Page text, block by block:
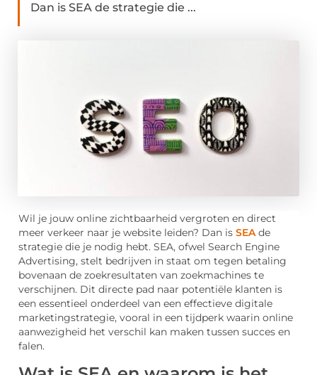
Dan is SEA de strategie die ...
Wil je jouw online zichtbaarheid vergroten en direct
meer verkeer naar je website leiden? Dan is SEAde
strategie die je nodig hebt. SEA, ofwel Search Engine
Advertising, stelt bedrijven in staat om tegen betaling
bovenaan de zoekresultaten van zoekmachines te
verschijnen. Dit directe pad naar potentiële klanten is
een essentieel onderdeel van een effectieve digitale
marketingstrategie, vooral in een tijdperk waarin online
aanwezigheid het verschil kan maken tussen succes en
falen.